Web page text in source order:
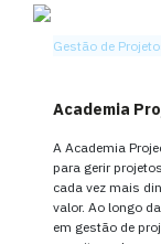
Gestão de
Academia
A Academia
para gerir
cada vez mais
valor. Ao longo
em gestão de